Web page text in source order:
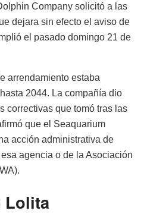
Company solicitó a las
dejara sin efecto el aviso de
el pasado domingo 21 de
arrendamiento estaba
2044. La compañía dio
correctivas que tomó tras las
que el Seaquarium
acción administrativa de
agencia o de la Asociación
Lolita